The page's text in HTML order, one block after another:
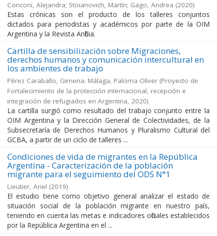
Conconi, Alejandra; Stoianovich, Martín; Gago, Andrea (2020)
Estas crónicas son el producto de los talleres conjuntos
dictados para periodistas y académicos por parte de la OIM
Argentina y la Revista Anfibia.
Cartilla de sensibilización sobre Migraciones,
derechos humanos y comunicación intercultural en
los ambientes de trabajo
Pérez Caraballo, Gimena; Málaga, Paloma Oliver (Proyecto de
Fortalecimiento de la protección internacional, recepción e
integración de refugiados en Argentina, 2020)
La cartilla surgió como resultado del trabajo conjunto entre la
OIM Argentina y la Dirección General de Colectividades, de la
Subsecretaría de Derechos Humanos y Pluralismo Cultural del
GCBA, a partir de un ciclo de talleres ...
Condiciones de vida de migrantes en la República
Argentina - Caracterización de la población
migrante para el seguimiento del ODS N°1
Lieutier, Ariel (2019)
El estudio tiene como objetivo general analizar el estado de
situación social de la población migrante en nuestro país,
teniendo en cuenta las metas e indicadores oficiales establecidos
por la República Argentina en el ...